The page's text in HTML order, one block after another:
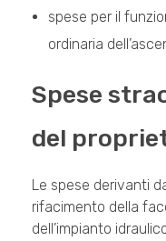
spese per il
ordinaria
Spese
del
Le spese derivanti
rifacimento della
dell’impianto